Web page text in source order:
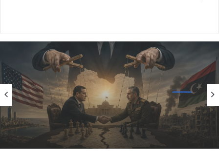
أول
2026/08/06
مُبادرةُ ترامب في ليبيا… تَسوِيَةٌ للنُخَب أم تَكريسٌ
للانقسام؟